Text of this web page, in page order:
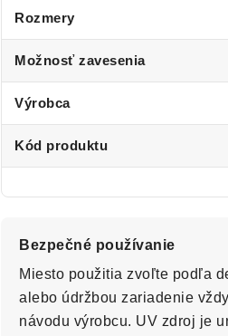
Rozmery
Možnosť zavesenia
Výrobca
Kód produktu
Bezpečné používanie
Miesto použitia zvoľte podľa
alebo údržbou zariadenie
návodu výrobcu. UV zdroj je